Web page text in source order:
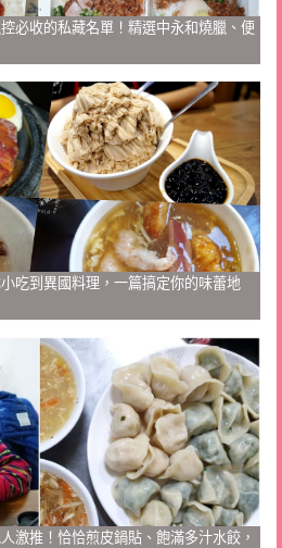
必收的私藏名單！精選中永和燒臘、便
吃到異國料理，一篇搞定你的味蕾地
激推！恰恰煎皮鍋貼、飽滿多汁水餃，